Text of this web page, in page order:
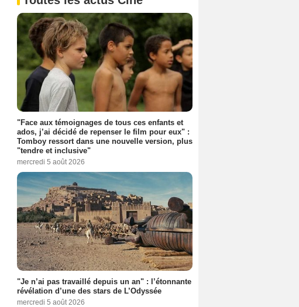
"Face aux témoignages de tous ces enfants et
ados, j’ai décidé de repenser le film pour eux" :
Tomboy ressort dans une nouvelle version, plus
"tendre et inclusive"
mercredi 5 août 2026
"Je n’ai pas travaillé depuis un an" : l’étonnante
révélation d’une des stars de L’Odyssée
mercredi 5 août 2026